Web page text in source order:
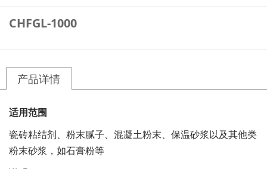
CHFGL-1000
产品详情
适用范围
瓷砖粘结剂、粉末腻子、混凝土粉末、保温砂浆以及其他类
粉末砂浆，如石膏粉等